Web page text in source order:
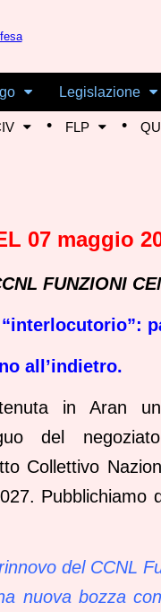
Legislazione
FLP
07 maggio
FUNZIONI
all’indietro.
in Aran
del
Collettivo
Pubblichiamo
del CCNL
nuova bozza